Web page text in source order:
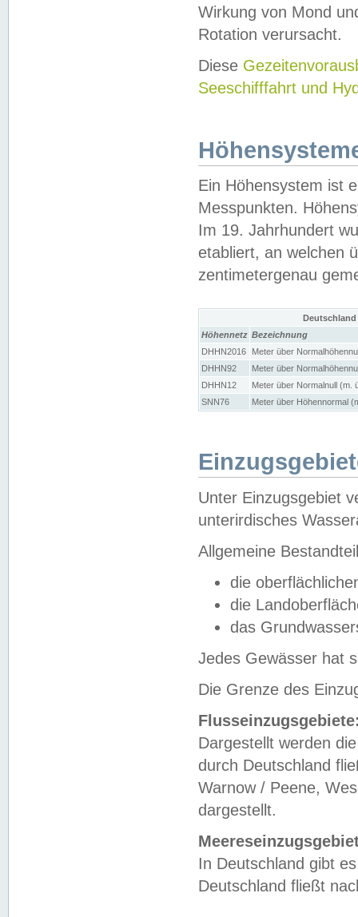
Wirkung von Mond
Rotation verursacht.
Diese
Seeschifffahrt und
Ein Höhensystem ist
Messpunkten.
Im 19. Jahrhundert
etabliert, an welchen
zentimetergenau
Höhennetz Bezeichnung
DHHN2016
Meter über
DHHN92
Meter über
DHHN12
Meter über Normalnull (m.
SNN76
Meter über Höhennormal
Unter Einzugsgebiet
unterirdisches
Allgemeine
die
die
das
Jedes Gewässer hat
Die Grenze des
Dargestellt werden
durch Deutschland
Warnow / Peene,
dargestellt.
In Deutschland gibt
Deutschland fließt